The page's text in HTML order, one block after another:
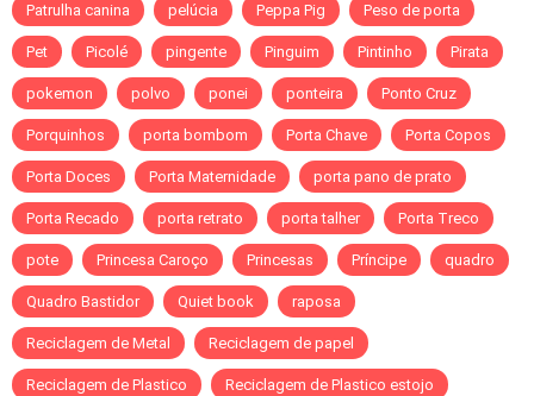
Patrulha canina pelúcia Peppa Pig Peso de porta
Pet Picolé pingente Pinguim Pintinho Pirata
pokemon polvo ponei ponteira Ponto Cruz
Porquinhos porta bombom Porta Chave Porta Copos
Porta Doces Porta Maternidade porta pano de prato
Porta Recado porta retrato porta talher Porta Treco
pote Princesa Caroço Princesas Príncipe quadro
Quadro Bastidor Quiet book raposa
Reciclagem de Metal Reciclagem de papel
Reciclagem de Plastico Reciclagem de Plastico estojo